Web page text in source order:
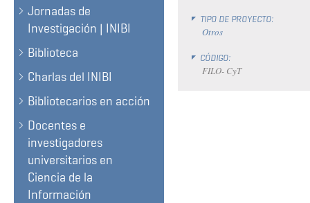
Jornadas de
Investigación | INIBI
Biblioteca
Charlas del INIBI
Bibliotecarios en acción
Docentes e
investigadores
universitarios en
Ciencia de la
Información
TIPO DE PROYECTO:
Otros
CÓDIGO:
FILO- CyT